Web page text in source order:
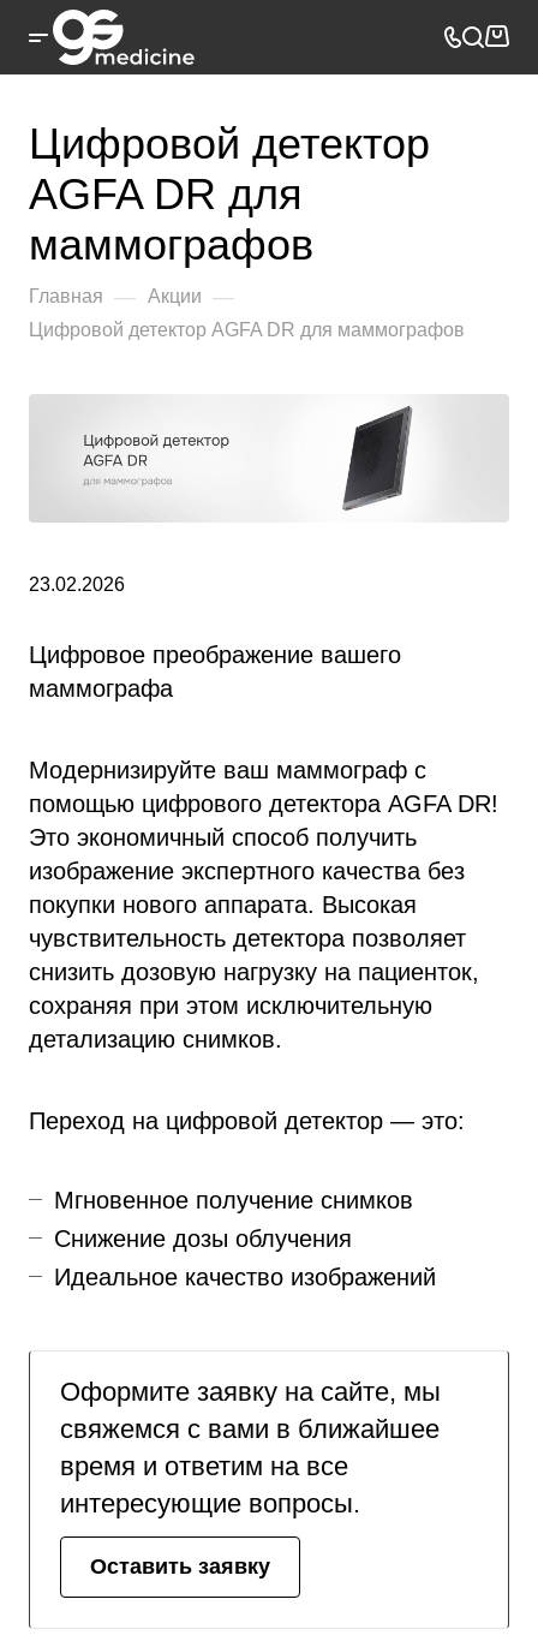
Цифровой детектор
AGFA DR для
маммографов
Главная — Акции —
Цифровой детектор AGFA DR для маммографов
23.02.2026
Цифровое преображение вашего
маммографа
Модернизируйте ваш маммограф с
помощью цифрового детектора AGFA DR!
Это экономичный способ получить
изображение экспертного качества без
покупки нового аппарата. Высокая
чувствительность детектора позволяет
снизить дозовую нагрузку на пациенток,
сохраняя при этом исключительную
детализацию снимков.
Переход на цифровой детектор — это:
Мгновенное получение снимков
Снижение дозы облучения
Идеальное качество изображений
Оформите заявку на сайте, мы
свяжемся с вами в ближайшее
время и ответим на все
интересующие вопросы.
Оставить заявку